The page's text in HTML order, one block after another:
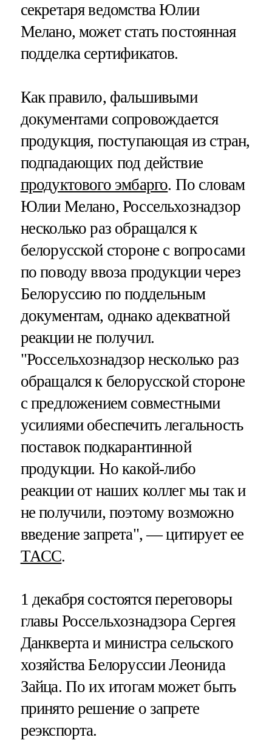
секретаря ведомства Юлии
Мелано, может стать постоянная
подделка сертификатов.
Как правило, фальшивыми
документами сопровождается
продукция, поступающая из стран,
подпадающих под действие
продуктового эмбарго. По словам
Юлии Мелано, Россельхознадзор
несколько раз обращался к
белорусской стороне с вопросами
по поводу ввоза продукции через
Белоруссию по поддельным
документам, однако адекватной
реакции не получил.
"Россельхознадзор несколько раз
обращался к белорусской стороне
с предложением совместными
усилиями обеспечить легальность
поставок подкарантинной
продукции. Но какой-либо
реакции от наших коллег мы так и
не получили, поэтому возможно
введение запрета", — цитирует ее
ТАСС.
1 декабря состоятся переговоры
главы Россельхознадзора Сергея
Данкверта и министра сельского
хозяйства Белоруссии Леонида
Зайца. По их итогам может быть
принято решение о запрете
реэкспорта.